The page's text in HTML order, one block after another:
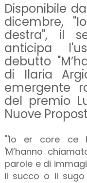
Disponibile
dicembre,
destra", il
anticipa
debutto
di Ilaria
emergente
del premio
Nuove
"'Io er core ce
'M’hanno
parole e di
il succo o il